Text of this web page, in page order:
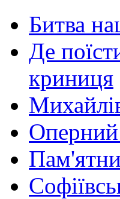
Битва
Де
криниця
Оперний